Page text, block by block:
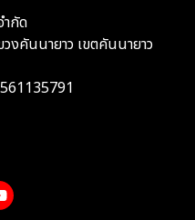
ำกัด
งคันนายาว เขตคันนายาว